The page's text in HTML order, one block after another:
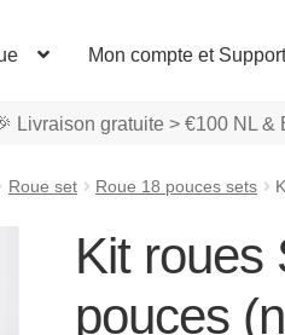
Mon compte et Support
Livraison gratuite > €100 NL
Roue set Roue 18 pouces sets
Kit roues
pouces